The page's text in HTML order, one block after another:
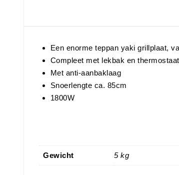
Een enorme teppan yaki grillplaat,
Compleet met lekbak en thermostaat
Met anti-aanbaklaag
Snoerlengte ca. 85cm
1800W
Gewicht 5 kg